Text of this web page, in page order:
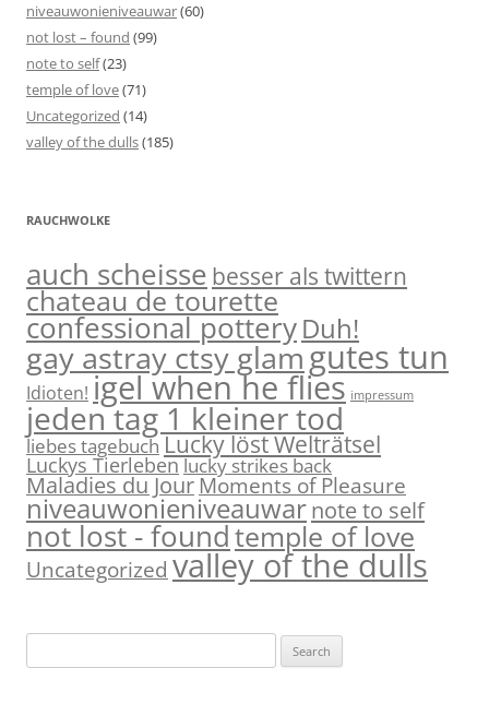
niveauwonieniveauwar(60)
not lost – found (99)
note to self(23)
temple of love(71)
Uncategorized (14)
valley of the dulls(185)
RAUCHWOLKE
auch scheisse besser als twittern
chateau de tourette
confessional potteryDuh!
gay astray ctsy glamgutes tun
Idioten! igel when he flies impressum
jeden tag 1 kleiner tod
liebes tagebuch Lucky löst Welträtsel
Luckys Tierlebenlucky strikes back
Maladies du Jour Moments of Pleasure
niveauwonieniveauwarnote to self
not lost - foundtemple of love
Uncategorized valley of the dulls
e